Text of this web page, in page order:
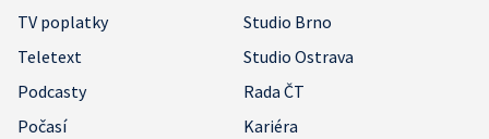
TV poplatky
Studio Brno
Teletext
Studio Ostrava
Podcasty
Rada ČT
Počasí
Kariéra